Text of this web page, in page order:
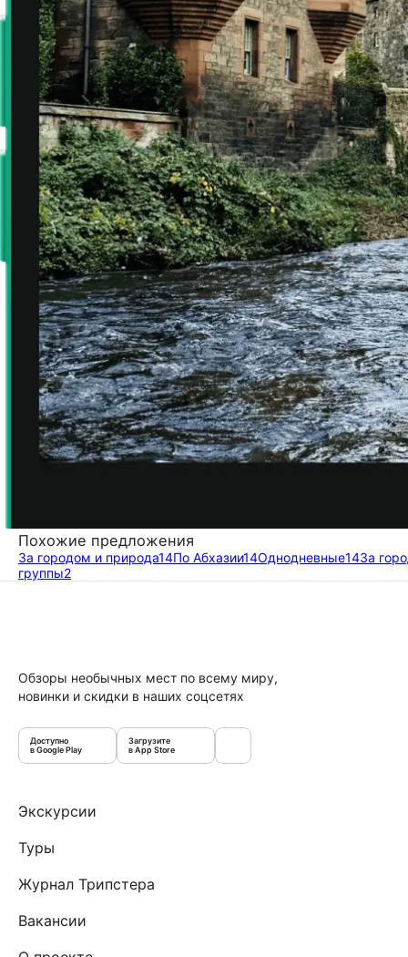
Похожие предложения
За городом и природа14По Абхазии14Однодневные14За
группы2
Обзоры необычных мест по всему миру,
новинки и скидки в наших соцсетях
Доступно
в Google Play
Загрузите
в App Store
Экскурсии
Туры
Журнал Трипстера
Вакансии